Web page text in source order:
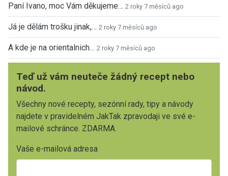
Paní Ivano, moc Vám děkujeme… 2 roky 7 měsíců ago
Já je dělám trošku jinak,… 2 roky 7 měsíců ago
A kde je na orientalnich… 2 roky 7 měsíců ago
Teď už vám neuteče žádný recept nebo
návod.
Všechny nové recepty, sezónní rady, tipy a návody
najdete v pravidelném JakTak zpravodaji ve své e-
mailové schránce. ZDARMA.
Vaše e-mailová adresa